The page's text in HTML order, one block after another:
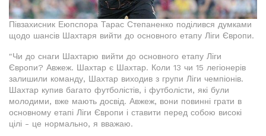
Півзахисник Еюпспора Тарас Степаненко поділився думками
щодо шансів Шахтаря вийти до основного етапу Ліги Європи.
"Чи до снаги Шахтарю вийти до основного етапу Ліги
Європи? Авжеж. Шахтар є Шахтар. Коли 13 чи 15 легіонерів
залишили команду, Шахтар виходив з групи Ліги чемпіонів.
Шахтар купив багато футболістів, і футболісти, які були
молодими, вже мають досвід. Авжеж, вони повинні грати в
основному етапі Ліги Європи і ставити перед собою високі
цілі - це нормально, я вважаю.